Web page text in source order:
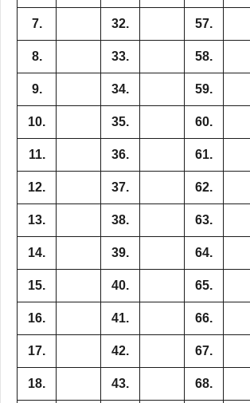
7. 32. 57.
8. 33. 58.
9. 34. 59.
10. 35. 60.
11. 36. 61.
12. 37. 62.
13. 38. 63.
14. 39. 64.
15. 40. 65.
16. 41. 66.
17. 42. 67.
18. 43. 68.